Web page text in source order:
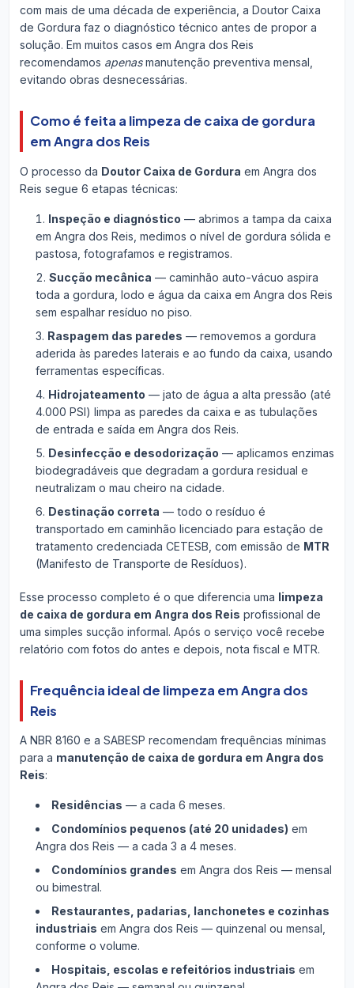
com mais de uma década de experiência, a Doutor Caixa
de Gordura faz o diagnóstico técnico antes de propor a
solução. Em muitos casos em Angra dos Reis
recomendamos apenasmanutenção preventiva mensal,
evitando obras desnecessárias.
Como é feita a limpeza de caixa de gordura
em Angra dos Reis
O processo da Doutor Caixa de Gordura em Angra dos
Reis segue 6 etapas técnicas:
Inspeção e diagnóstico — abrimos a tampa da caixa
em Angra dos Reis, medimos o nível de gordura sólida e
pastosa, fotografamos e registramos.
Sucção mecânica — caminhão auto-vácuo aspira
toda a gordura, lodo e água da caixa em Angra dos Reis
sem espalhar resíduo no piso.
Raspagem das paredes — removemos a gordura
aderida às paredes laterais e ao fundo da caixa, usando
ferramentas específicas.
Hidrojateamento — jato de água a alta pressão (até
4.000 PSI) limpa as paredes da caixa e as tubulações
de entrada e saída em Angra dos Reis.
Desinfecção e desodorização — aplicamos enzimas
biodegradáveis que degradam a gordura residual e
neutralizam o mau cheiro na cidade.
Destinação correta — todo o resíduo é
transportado em caminhão licenciado para estação de
tratamento credenciada CETESB, com emissão de MTR
(Manifesto de Transporte de Resíduos).
Esse processo completo é o que diferencia uma limpeza
de caixa de gordura em Angra dos Reis profissional de
uma simples sucção informal. Após o serviço você recebe
relatório com fotos do antes e depois, nota fiscal e MTR.
Frequência ideal de limpeza em Angra dos
Reis
A NBR 8160 e a SABESP recomendam frequências mínimas
para a manutenção de caixa de gordura em Angra dos
Reis:
Residências — a cada 6 meses.
Condomínios pequenos (até 20 unidades) em
Angra dos Reis — a cada 3 a 4 meses.
Condomínios grandes em Angra dos Reis — mensal
ou bimestral.
Restaurantes, padarias, lanchonetes e cozinhas
industriais em Angra dos Reis — quinzenal ou mensal,
conforme o volume.
Hospitais, escolas e refeitórios industriais em